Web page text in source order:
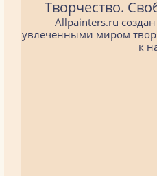
Творчество.
Allpainters.ru
увлеченными миром
к